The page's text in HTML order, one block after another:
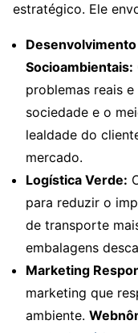
estratégico. Ele
Socioambientais:
problemas reais
sociedade e o
lealdade do
mercado.
Logística Verde:
para reduzir o
de transporte
embalagens
Marketing
marketing que
ambiente.